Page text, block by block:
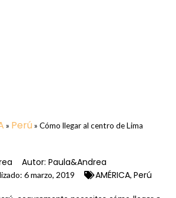
» Perú » Cómo llegar al centro de Lima
Autor: Paula&Andrea
6 marzo, 2019 AMÉRICA, Perú